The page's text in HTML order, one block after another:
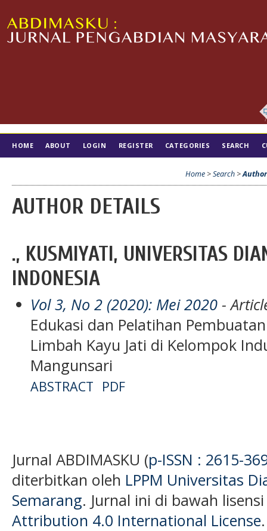
HOME ABOUT LOGIN REGISTER CATEGORIES SEARCH
Home >Search >
AUTHOR DETAILS
., KUSMIYATI, UNIVERSITAS
INDONESIA
Vol 3, No 2 (2020): Mei 2020 -
Edukasi dan Pelatihan
Limbah Kayu Jati di Kelompok
Mangunsari
ABSTRACT PDF
Jurnal ABDIMASKU (p-ISSN : 2615-
diterbitkan oleh LPPM Universitas
Semarang. Jurnal ini di bawah
Attribution 4.0 International License.